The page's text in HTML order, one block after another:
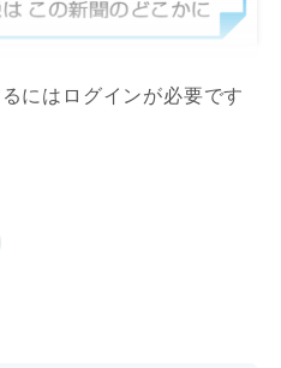
にはログインが必要です